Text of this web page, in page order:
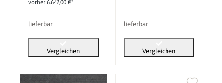
vorher 6.642,00 €*
lieferbar
Vergleichen
lieferbar
Vergleichen